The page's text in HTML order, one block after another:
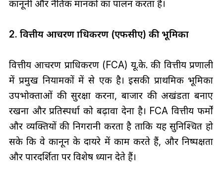
कानूनी और नैतिक मानकों का पालन करता है।
2. वित्तीय आचरण प्राधिकरण (एफसीए) की भूमिका
वित्तीय आचरण प्राधिकरण (FCA) यू.के. की वित्तीय प्रणाली
में प्रमुख नियामकों में से एक है। इसकी प्राथमिक भूमिका
उपभोक्ताओं की सुरक्षा करना, बाजार की अखंडता बनाए
रखना और प्रतिस्पर्धा को बढ़ावा देना है। FCA वित्तीय फर्मों
और व्यक्तियों की निगरानी करता है ताकि यह सुनिश्चित हो
सके कि वे कानून के दायरे में काम करते हैं, और निष्पक्षता
और पारदर्शिता पर विशेष ध्यान देते हैं।